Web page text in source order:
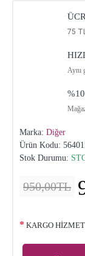
75
Aynı
Marka: Diğer
Ürün Kodu:
Stok Durumu:
950,00TL
KARGO